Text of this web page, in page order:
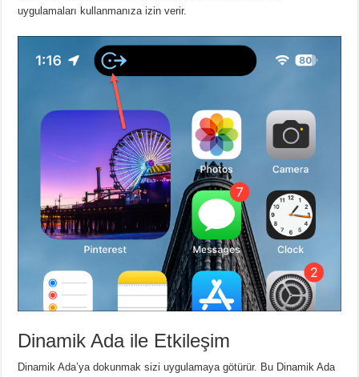
uygulamaları kullanmanıza izin verir.
Dinamik Ada ile Etkileşim
Dinamik Ada’ya dokunmak sizi uygulamaya götürür. Bu Dinamik Ada